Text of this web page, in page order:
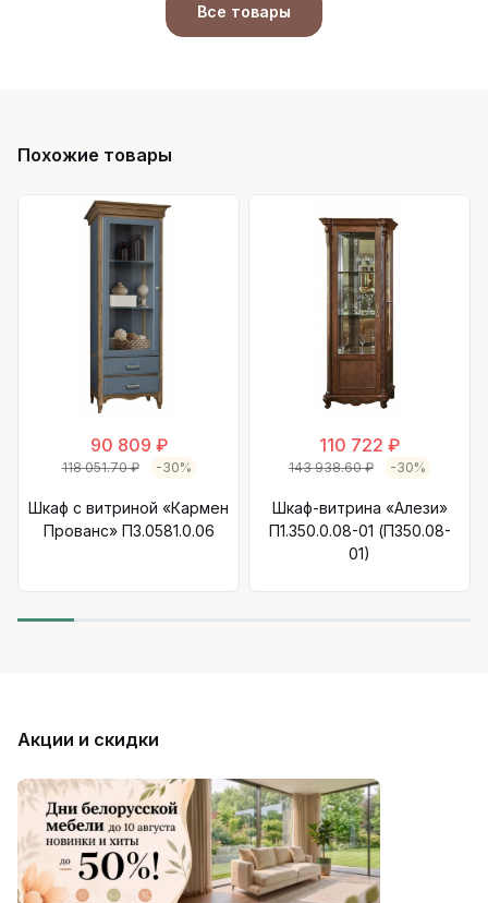
Все товары
Похожие товары
90 809 ₽
118 051.70 ₽ -30%
Шкаф с витриной «Кармен
Прованс» П3.0581.0.06
110 722 ₽
143 938.60 ₽ -30%
Шкаф-витрина «Алези»
П1.350.0.08-01 (П350.08-
01)
Акции и скидки